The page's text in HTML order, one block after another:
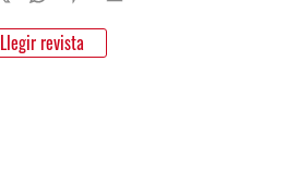
Llegir revista